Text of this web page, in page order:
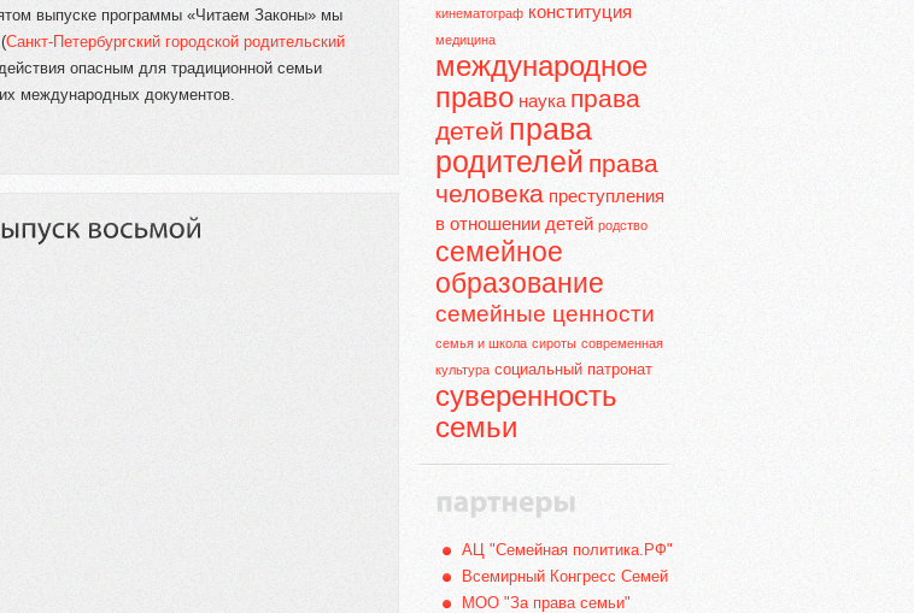
кинематограф конституция
медицина
международное
право наука права
детей права
родителей права
человека преступления
в отношении детей родство
семейное
образование
семейные ценности
семья и школа сироты современная
культура социальный патронат
суверенность
семьи
АЦ "Семейная политика.РФ"
Всемирный Конгресс Семей
МОО "За права семьи"
выпуске программы «Читаем Законы» мы
Санкт-Петербургский городской родительский
опасным для традиционной семьи
международных документов.